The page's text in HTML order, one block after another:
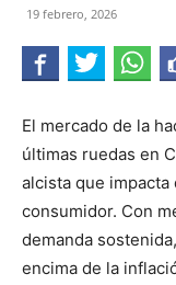
19 febrero, 2026
El mercado de la
últimas ruedas en
alcista que
consumidor. Con
demanda
encima de la